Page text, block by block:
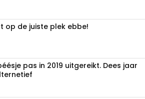
op de juiste plek ebbe!
pas in 2019 uitgereikt. Dees jaar